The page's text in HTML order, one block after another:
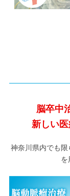
脳卒中
新しい
神奈川県内でも
を